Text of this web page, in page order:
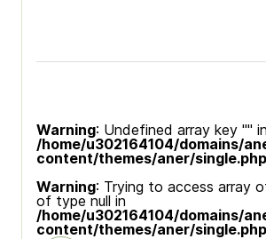
Warning: Undefined array key "" in
/home/u302164104/domains/
content/themes/aner/single.php
Warning: Trying to access array
of type null in
/home/u302164104/domains/
content/themes/aner/single.php